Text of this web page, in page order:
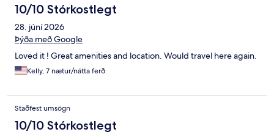
10/10 Stórkostlegt
28. júní 2026
Þýða með Google
Loved it ! Great amenities and location. Would travel here again.
Kelly, 7 nætur/nátta ferð
Staðfest umsögn
10/10 Stórkostlegt